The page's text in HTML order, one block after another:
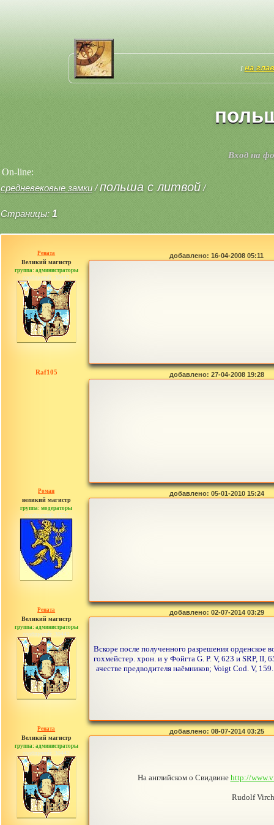
[ на
Вход на
On-line:
средневековые замки/польша с литвой/
Страницы: 1
Рената
Великий магистр
группа: администраторы
сообщений: 30442
добавлено: 16-04-2008 05:11
Raf105 добавлено: 27-04-2008 19:28
Роман
великий магистр
группа: модераторы
сообщений: 1557
добавлено: 05-01-2010 15:24
Рената
Великий магистр
группа: администраторы
сообщений: 30442
добавлено: 02-07-2014 03:29
Вскоре после полученного разрешения орденское
гохмейстер. хрон. и у Фойгта G. P. V, 623 и SRP, II,
ачестве предводителя наёмников; Voigt Cod. V,
Рената
Великий магистр
группа: администраторы
сообщений: 30442
добавлено: 08-07-2014 03:25
На английском о Свидвине http://
Rudolf